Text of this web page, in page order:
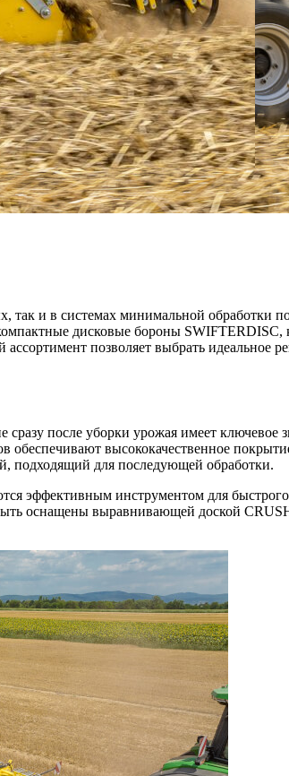
и в системах минимальной обработки
дисковые бороны
позволяет выбрать идеальное
после уборки урожая имеет
обеспечивают высококачественное
подходящий для последующей обработки.
эффективным инструментом для
оснащены выравнивающей доской